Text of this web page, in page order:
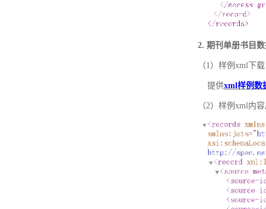
2. 期刊单册书目
（1）样例xml下载
提供xml样例数
（2）样例xml内